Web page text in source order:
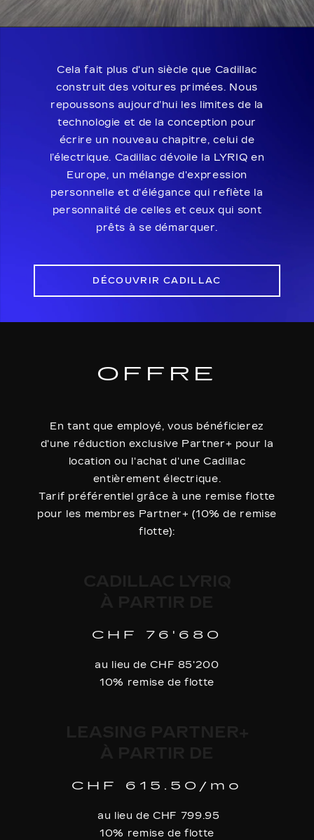
Cela fait plus d'un siècle que Cadillac
construit des voitures primées. Nous
repoussons aujourd’hui les limites de la
technologie et de la conception pour
écrire un nouveau chapitre, celui de
l’électrique. Cadillac dévoile la LYRIQ en
Europe, un mélange d'expression
personnelle et d'élégance qui reflète la
personnalité de celles et ceux qui sont
prêts à se démarquer.
DÉCOUVRIR CADILLAC
OFFRE
En tant que employé, vous bénéficierez
d'une réduction exclusive Partner+ pour la
location ou l'achat d'une Cadillac
entièrement électrique.
Tarif préférentiel grâce à une remise flotte
pour les membres Partner+ (10% de remise
flotte):
CHF 76'680
au lieu de CHF 85'200
10% remise de flotte
CHF 615.50/mo
au lieu de CHF 799.95
10% remise de flotte